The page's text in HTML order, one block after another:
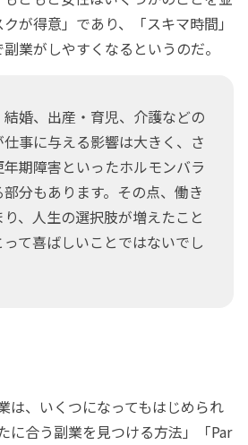
が得意」であり、「スキマ時間」
業がしやすくなるというのだ。
婚、出産・育児、介護などの
事に与える影響は大きく、さ
期障害といったホルモンバラ
分もあります。その点、働き
、人生の選択肢が増えたこと
て喜ばしいことではないでし
、いくつになってもはじめられ
合う副業を見つける方法」「Par